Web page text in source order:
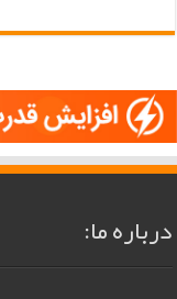
درباره ما: